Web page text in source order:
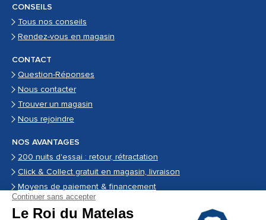
CONSEILS
Tous nos conseils
Rendez-vous en magasin
CONTACT
Question-Réponses
Nous contacter
Trouver un magasin
Nous rejoindre
NOS AVANTAGES
200 nuits d'essai : retour, rétractation
Click & Collect gratuit en magasin, livraison
Moyens de paiement & financement
Garantie